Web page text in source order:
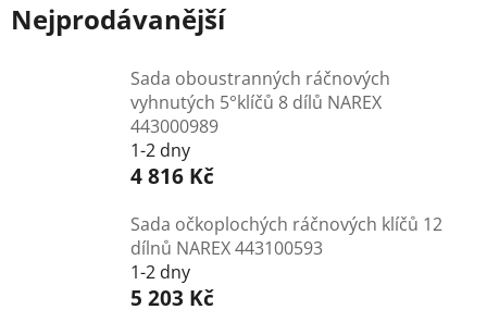
Nejprodávanější
Sada oboustranných ráčnových
vyhnutých 5°klíčů 8 dílů NAREX
443000989
1-2 dny
4 816 Kč
Sada očkoplochých ráčnových klíčů 12
dílnů NAREX 443100593
1-2 dny
5 203 Kč